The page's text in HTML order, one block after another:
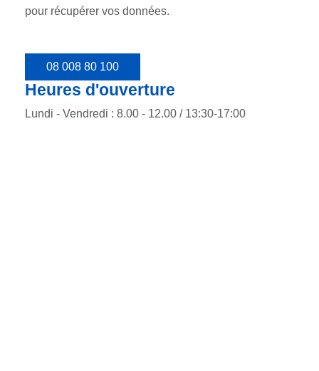
pour récupérer vos données.
08 008 80 100
Heures d'ouverture
Lundi - Vendredi : 8.00 - 12.00 / 13:30-17:00